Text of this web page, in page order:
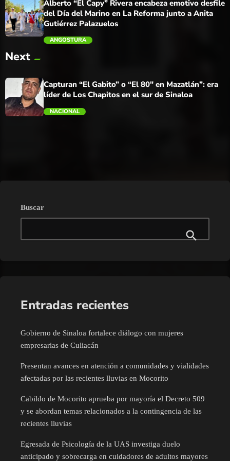
Alberto “El Capy” Rivera encabeza emotivo desfile
del Día del Marino en La Reforma junto a Anita
Gutiérrez Palazuelos
ANGOSTURA
Next
Capturan “El Gabito” o “El 80″ en Mazatlán”: era
líder de Los Chapitos en el sur de Sinaloa
NACIONAL
Buscar
Entradas recientes
Gobierno de Sinaloa fortalece diálogo con mujeres
empresarias de Culiacán
Presentan avances en atención a comunidades y vialidades
afectadas por las recientes lluvias en Mocorito
Cabildo de Mocorito aprueba por mayoría el Decreto 509
y se abordan temas relacionados a la contingencia de las
recientes lluvias
Egresada de Psicología de la UAS investiga duelo
anticipado y sobrecarga en cuidadores de adultos mayores